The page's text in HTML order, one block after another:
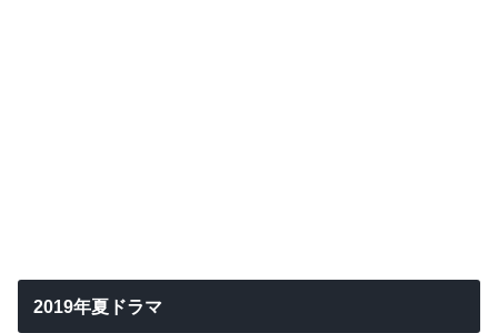
2019年夏ドラマ